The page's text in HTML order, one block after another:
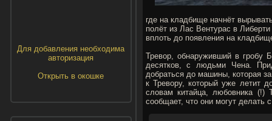
Для добавления необходима
авторизация
Открыть в окошке
где на кладбище начнёт
полёт из Лас Вентурас в
вплоть до появления на
Тревор, обнаруживший в гробу
десятков, с людьми Чена.
добраться до машины, которая
к Тревору, который уже летит
словам китайца, любовника (!)
сообщает, что они могут делать